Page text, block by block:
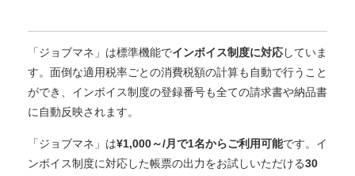
「ジョブマネ」は標準機能でインボイス制度に対応していま
す。 面倒な適用税率ごとの消費税額の計算も自動で行うこと
ができ、インボイス制度の登録番号も全ての請求書や納品書
に自動反映されます。
「ジョブマネ」は¥1,000～/月で1名からご利用可能です。 イ
ンボイス制度に対応した帳票の出力をお試しいただける30